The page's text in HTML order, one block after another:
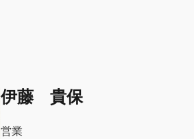
伊藤 貴保
営業